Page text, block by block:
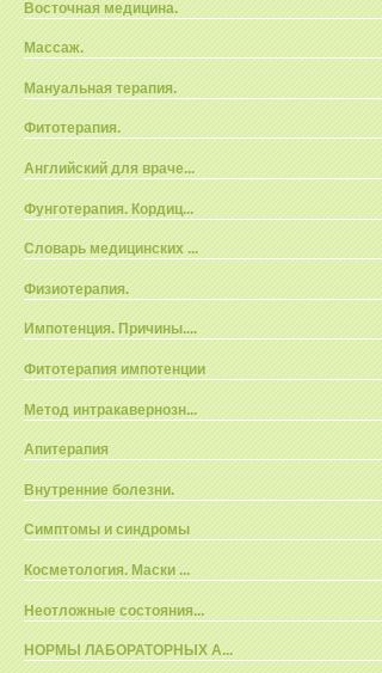
Восточная медицина.
Массаж.
Мануальная терапия.
Фитотерапия.
Английский для враче...
Фунготерапия. Кордиц...
Словарь медицинских ...
Физиотерапия.
Импотенция. Причины....
Фитотерапия импотенции
Метод интракавернозн...
Апитерапия
Внутренние болезни.
Симптомы и синдромы
Косметология. Маски ...
Неотложные состояния...
НОРМЫ ЛАБОРАТОРНЫХ А...